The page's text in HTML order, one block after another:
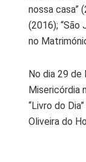
nossa casa”
(2016); “São
no
No dia 29 de
Misericórdia
“Livro do
Oliveira do